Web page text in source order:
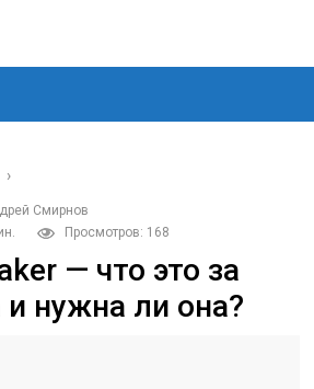
›
Смирнов
Просмотров: 168
— что это за
нужна ли она?